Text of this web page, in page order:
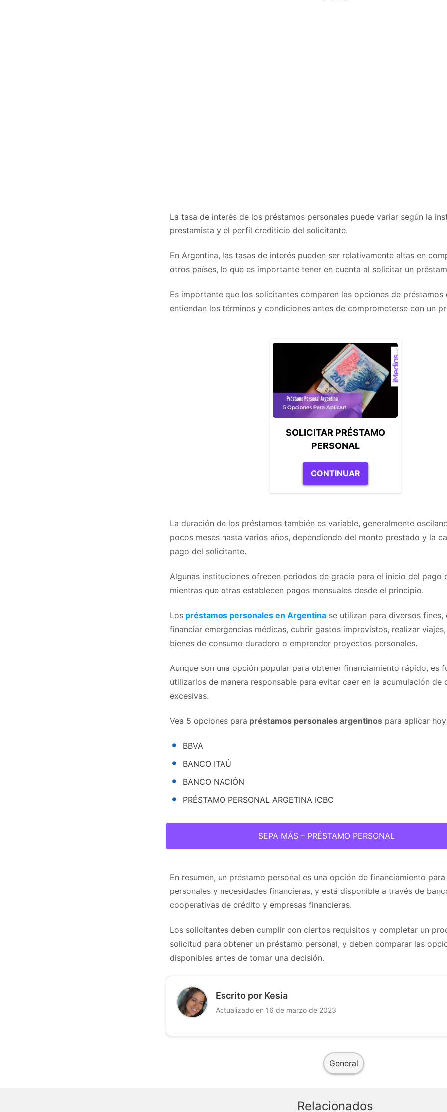
La tasa de interés de los préstamos personales puede variar según la
prestamista y el perfil crediticio del solicitante.
En Argentina, las tasas de interés pueden ser relativamente altas en
otros países, lo que es importante tener en cuenta al solicitar un
Es importante que los solicitantes comparen las opciones de préstamos
entiendan los términos y condiciones antes de comprometerse con un
SOLICITAR PRÉSTAMO
PERSONAL
CONTINUAR
La duración de los préstamos también es variable, generalmente
pocos meses hasta varios años, dependiendo del monto prestado y la
pago del solicitante.
Algunas instituciones ofrecen periodos de gracia para el inicio del pago
mientras que otras establecen pagos mensuales desde el principio.
Los préstamos personales en Argentina se utilizan para diversos fines,
financiar emergencias médicas, cubrir gastos imprevistos, realizar
bienes de consumo duradero o emprender proyectos personales.
Aunque son una opción popular para obtener financiamiento rápido, es
utilizarlos de manera responsable para evitar caer en la acumulación de
excesivas.
Vea 5 opciones para préstamos personales argentinos para aplicar hoy:
BBVA
BANCO ITAÚ
BANCO NACIÓN
PRÉSTAMO PERSONAL ARGETINA ICBC
SEPA MÁS – PRÉSTAMO PERSONAL
En resumen, un préstamo personal es una opción de financiamiento
personales y necesidades financieras, y está disponible a través de
cooperativas de crédito y empresas financieras.
Los solicitantes deben cumplir con ciertos requisitos y completar un
solicitud para obtener un préstamo personal, y deben comparar las
disponibles antes de tomar una decisión.
Escrito por Kesia
Actualizado en 16 de marzo de 2023
General
Relacionados